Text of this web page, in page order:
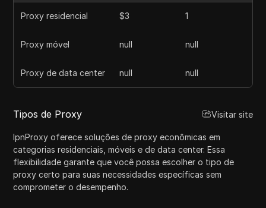
Proxy residencial $3 1
Proxy móvel null null
Proxy de data center null null
Tipos de Proxy Visitar site
IpnProxy oferece soluções de proxy econômicas em
categorias residenciais, móveis e de data center. Essa
flexibilidade garante que você possa escolher o tipo de
proxy certo para suas necessidades específicas sem
comprometer o desempenho.